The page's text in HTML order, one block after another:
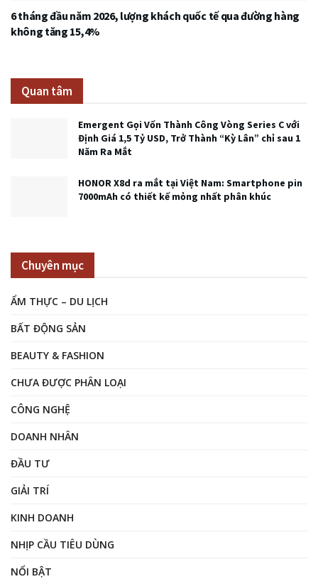
6 tháng đầu năm 2026, lượng khách quốc tế qua đường hàng
không tăng 15,4%
Quan tâm
Emergent Gọi Vốn Thành Công Vòng Series C với
Định Giá 1,5 Tỷ USD, Trở Thành “Kỳ Lân” chỉ sau 1
Năm Ra Mắt
HONOR X8d ra mắt tại Việt Nam: Smartphone pin
7000mAh có thiết kế mỏng nhất phân khúc
Chuyên mục
ẨM THỰC – DU LỊCH
BẤT ĐỘNG SẢN
BEAUTY & FASHION
CHƯA ĐƯỢC PHÂN LOẠI
CÔNG NGHỆ
DOANH NHÂN
ĐẦU TƯ
GIẢI TRÍ
KINH DOANH
NHỊP CẦU TIÊU DÙNG
NỔI BẬT